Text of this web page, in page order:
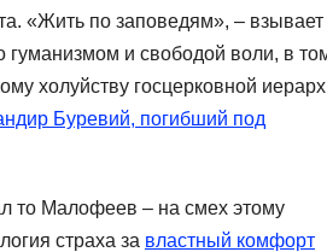
«Жить по заповедям», – взывает
гуманизмом и свободой воли, в
холуйству госцерковной
Буревий, погибший под
то Малофеев – на смех этому
страха за властный комфорт